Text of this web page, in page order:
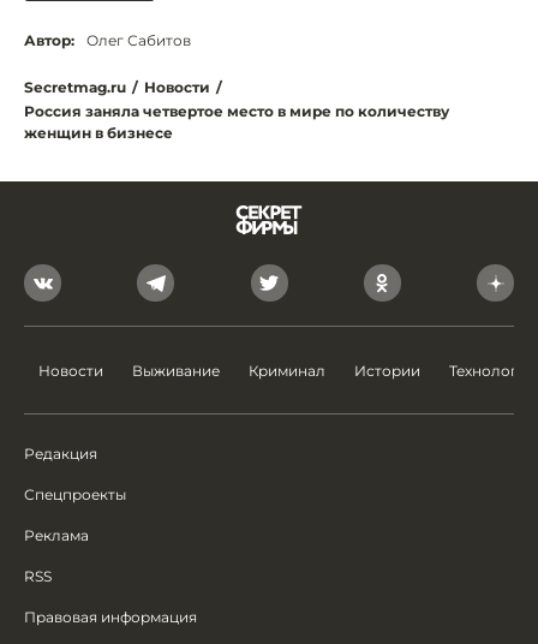
Автор: Олег Сабитов
Secretmag.ru / Новости /
Россия заняла четвертое место в мире по количеству
женщин в бизнесе
Новости Выживание Криминал Истории Технологии
Редакция
Спецпроекты
Реклама
RSS
Правовая информация